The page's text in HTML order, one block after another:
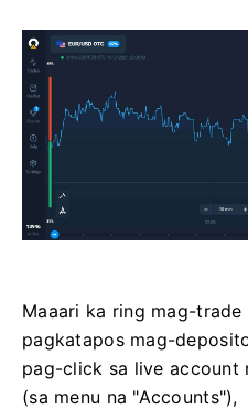
Maaari ka ring mag-
pagkatapos mag-
pag-click sa live account
(sa menu na "Accounts"),